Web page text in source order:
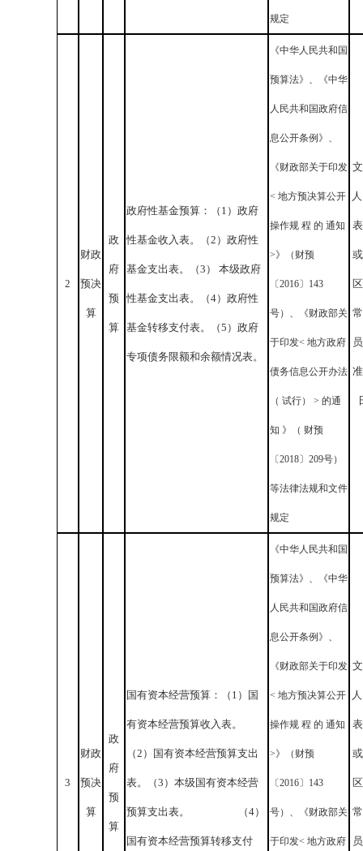
规定
2
财政
预决
算
政
府
预
算
政府性基金预算：（ 1 ）政府
性基金收入表。（2 ）政府性
基金支出表。（3 ） 本级政府
性基金支出表。（4）政府性
基金转移支付表。（5 ）政府
专项债务限额和余额情况表。
《中华人民共和国
预算法》、《中华
人民共和国政府信
息公开条例》、
《财政部关于印发
< 地方预决算公开
操作规 程 的 通知
>》（财预
〔2016〕143
号）、《财政部关
于印发< 地方政府
债务信息公开办法
（ 试行） > 的通
知 》（ 财预
〔2018〕209号）
等法律法规和文件
规定
3
财政
预决
算
政
府
预
算
国有资本经营预算：（ 1 ）国
有资本经营预算收入表。
（2 ）国有资本经营预算支出
表。（3 ）本级国有资本经营
预算支出表。 （4）
国有资本经营预算转移支付
《中华人民共和国
预算法》、《中华
人民共和国政府信
息公开条例》、
《财政部关于印发
< 地方预决算公开
操作规 程 的 通知
>》（财预
〔2016〕143
号）、《财政部关
于印发< 地方政府